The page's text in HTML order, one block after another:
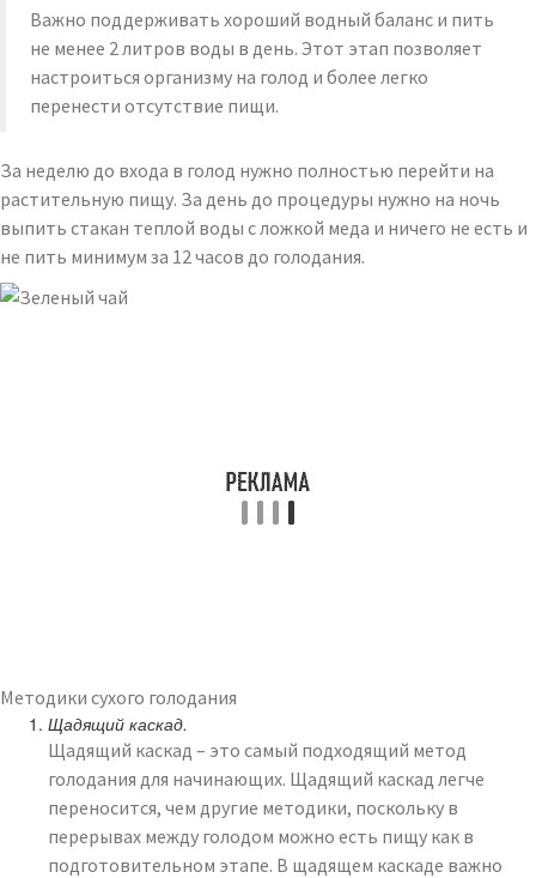
Важно поддерживать хороший водный баланс и пить
не менее 2 литров воды в день. Этот этап позволяет
настроиться организму на голод и более легко
перенести отсутствие пищи.
За неделю до входа в голод нужно полностью перейти на
растительную пищу. За день до процедуры нужно на ночь
выпить стакан теплой воды с ложкой меда и ничего не есть и
не пить минимум за 12 часов до голодания.
Методики сухого голодания
Щадящий каскад.
Щадящий каскад – это самый подходящий метод
голодания для начинающих. Щадящий каскад легче
переносится, чем другие методики, поскольку в
перерывах между голодом можно есть пищу как в
подготовительном этапе. В щадящем каскаде важно